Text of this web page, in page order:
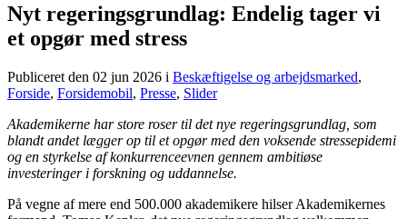
Nyt regeringsgrundlag: Endelig tager vi
et opgør med stress
Publiceret den 02 jun 2026 i Beskæftigelse og arbejdsmarked,
Forside, Forsidemobil, Presse, Slider
Akademikerne har store roser til det nye regeringsgrundlag, som
blandt andet lægger op til et opgør med den voksende stressepidemi
og en styrkelse af konkurrenceevnen gennem ambitiøse
investeringer i forskning og uddannelse.
På vegne af mere end 500.000 akademikere hilser Akademikernes